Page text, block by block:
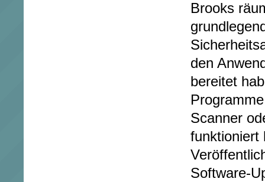
Brooks
den
bereitet
Scanner
funktioniert
Software-